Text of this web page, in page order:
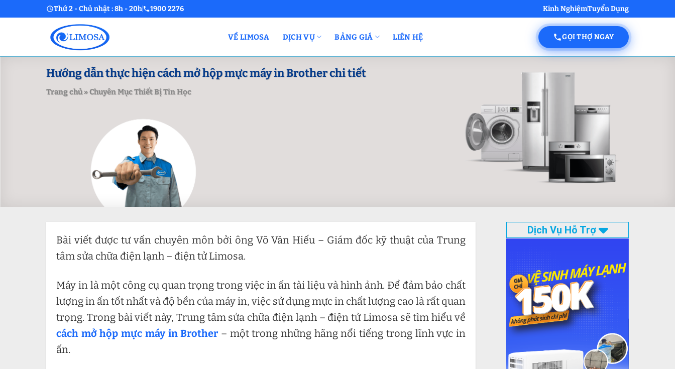
to
Thứ 2 - Chủ nhật : 8h - 20h 1900 2276 Kinh NghiệmTuyển Dụng
VỀ LIMOSA DỊCH VỤ BẢNG GIÁ LIÊN HỆ GỌI THỢ NGAY
Hướng dẫn thực hiện cách mở hộp mực máy in Brother chi tiết
Trang chủ»Chuyên Mục Thiết Bị Tin Học
Bài viết được tư vấn chuyên môn bởi ông Võ Văn Hiếu – Giám đốc kỹ thuật của Trung
tâm sửa chữa điện lạnh – điện tử Limosa.
Máy in là một công cụ quan trọng trong việc in ấn tài liệu và hình ảnh. Để đảm bảo chất
lượng in ấn tốt nhất và độ bền của máy in, việc sử dụng mực in chất lượng cao là rất quan
trọng. Trong bài viết này, Trung tâm sửa chữa điện lạnh – điện tử Limosa sẽ tìm hiểu về
cách mở hộp mực máy in Brother – một trong những hãng nổi tiếng trong lĩnh vực in
ấn.
Dịch Vụ Hỗ Trợ